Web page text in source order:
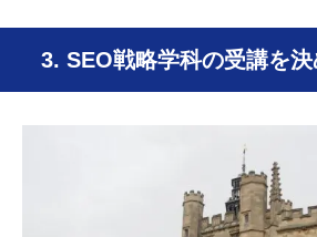
3. SEO戦略学科の受講を